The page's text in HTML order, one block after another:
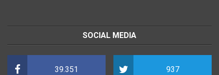
SOCIAL MEDIA
39.351 937